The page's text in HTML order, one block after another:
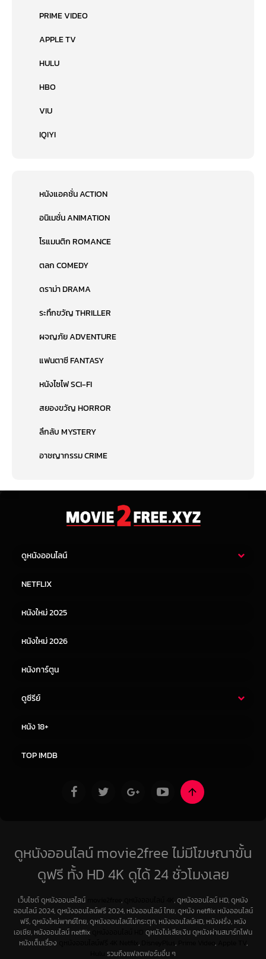
PRIME VIDEO
APPLE TV
HULU
HBO
VIU
IQIYI
หนังแอคชั่น ACTION
อนิเมชั่น ANIMATION
โรแมนติก ROMANCE
ตลก COMEDY
ดราม่า DRAMA
ระทึกขวัญ THRILLER
ผจญภัย ADVENTURE
แฟนตาซี FANTASY
หนังไซไฟ SCI-FI
สยองขวัญ HORROR
ลึกลับ MYSTERY
อาชญากรรม CRIME
ดูหนังออนไลน์
หนังจีน
NETFLIX
หนังใหม่ 2025
หนังใหม่ 2026
หนังการ์ตูน
ดูซีรีย์
หนัง 18+
TOP IMDB
ดูหนังออนไลน์ movie2free ไม่มีโฆษณาขั้น
ดูฟรี ทั้ง HD 4K ดูได้ 24 ชั่วโมงเลย
เว็บไซต์ ดูหนังออนลไลน์ ,
, ดูหนังออนไลน์ HD, ดูหนัง
ออนไลน์ 2024, ดูหนังออนไลน์ฟรี 2024, หนังออนไลน์ ไทย, ดูหนัง netflix หนังออนไลน์
ฟรี, ดูหนังใหม่พากย์ไทย, ดูหนังออนไลน์ไม่กระตุก, หนังออนไลน์HD, หนังฝรั่ง, หนัง
เอเชีย, หนังออนไลน์ netflix
ดูหนังไม่เสียเงิน ดูหนังผ่านสมาร์ทโฟน
หนังเต็มเรื่อง
, , ,
,
รวมถึงแฟลตฟอร์มอื่น ๆ